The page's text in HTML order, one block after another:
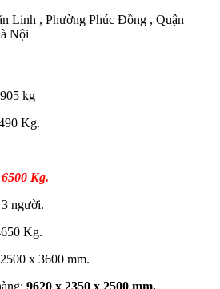
Linh , Phường Phúc Đồng , Quận
Nội
kg
Kg.
6500 Kg.
người.
Kg.
x 3600 mm.